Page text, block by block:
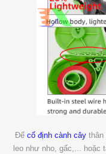
Để cố định cành cây thân
leo như nho, gấc,... hoặc